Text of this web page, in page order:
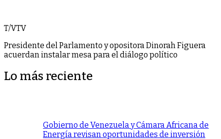
T/VTV
Presidente del Parlamento y opositora Dinorah Figuera
acuerdan instalar mesa para el diálogo político
Lo más reciente
Gobierno de Venezuela y Cámara Africana de
Energía revisan oportunidades de inversión